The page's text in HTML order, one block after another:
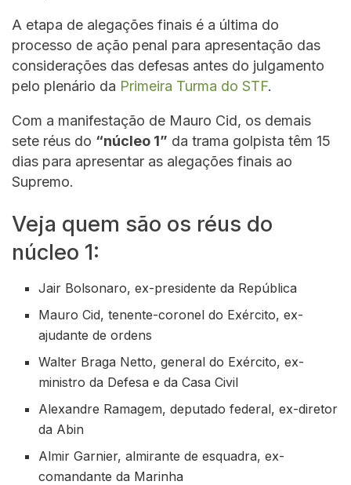
A etapa de alegações finais é a última do
processo de ação penal para apresentação das
considerações das defesas antes do julgamento
pelo plenário da Primeira Turma do STF.
Com a manifestação de Mauro Cid, os demais
sete réus do “núcleo 1” da trama golpista têm 15
dias para apresentar as alegações finais ao
Supremo.
Veja quem são os réus do
núcleo 1:
Jair Bolsonaro, ex-presidente da República
Mauro Cid, tenente-coronel do Exército, ex-
ajudante de ordens
Walter Braga Netto, general do Exército, ex-
ministro da Defesa e da Casa Civil
Alexandre Ramagem, deputado federal, ex-diretor
da Abin
Almir Garnier, almirante de esquadra, ex-
comandante da Marinha